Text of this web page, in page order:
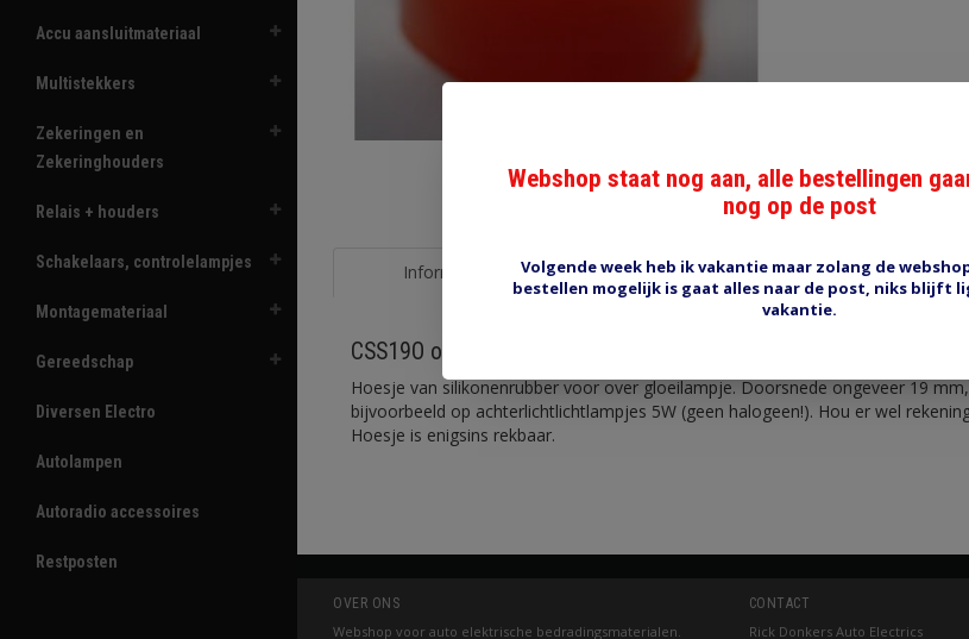
Accu aansluitmateriaal
Multistekkers
Zekeringen en
Zekeringhouders
Relais + houders
Schakelaars, controlelampjes
Montagemateriaal
Gereedschap
Diversen Electro
Autolampen
Autoradio accessoires
Restposten
Informatie Reviews (0) Tags (0)
CSS19O oranje hoesje voor gloeilamp 19mm
Hoesje van silikonenrubber voor over gloeilampje. Doorsnede ongeveer 19
bijvoorbeeld op achterlichtlichtlampjes 5W (geen halogeen!). Hou er wel
Hoesje is enigsins rekbaar.
OVER ONS
Webshop voor auto elektrische bedradingsmaterialen.
CONTACT
Rick Donkers Auto Electrics
Webshop staat nog aan, alle bestellingen
nog op de post
Volgende week heb ik vakantie maar zolang de
bestellen mogelijk is gaat alles naar de post, niks blijft
vakantie.